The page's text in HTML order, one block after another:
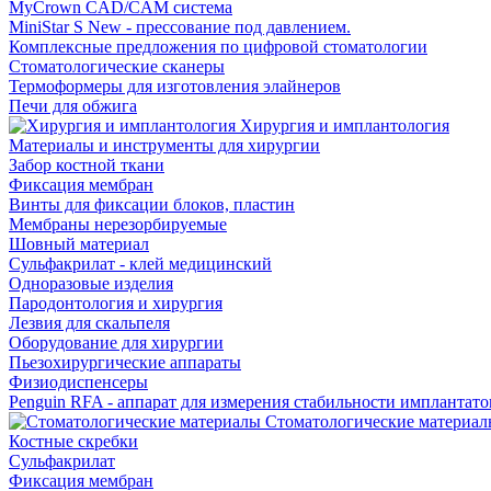
MyCrown CAD/CAM система
MiniStar S New - прессование под давлением.
Комплексные предложения по цифровой стоматологии
Стоматологические сканеры
Термоформеры для изготовления элайнеров
Печи для обжига
Хирургия и имплантология
Материалы и инструменты для хирургии
Забор костной ткани
Фиксация мембран
Винты для фиксации блоков, пластин
Мембраны нерезорбируемые
Шовный материал
Сульфакрилат - клей медицинский
Одноразовые изделия
Пародонтология и хирургия
Лезвия для скальпеля
Оборудование для хирургии
Пьезохирургические аппараты
Физиодиспенсеры
Penguin RFA - аппарат для измерения стабильности
Стоматологические
Костные скребки
Сульфакрилат
Фиксация мембран